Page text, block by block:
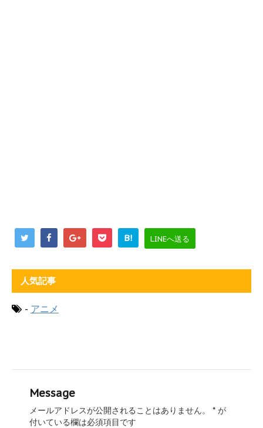
B! LINEへ送る
人気記事
- アニメ
Message
メールアドレスが公開されることはありません。 * が
付いている欄は必須項目です